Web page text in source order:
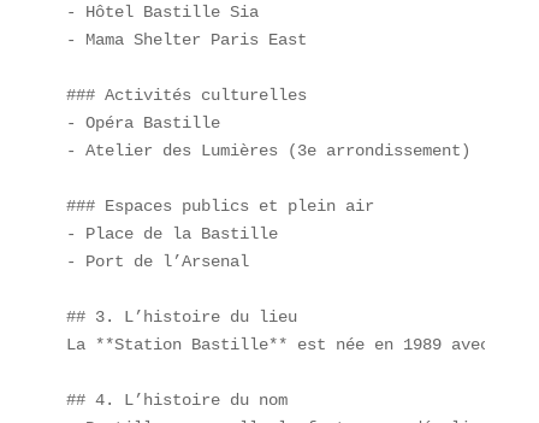
- Hôtel Bastille Sia
- Mama Shelter Paris East
### Activités culturelles
- Opéra Bastille
- Atelier des Lumières (3e arrondissement)
### Espaces publics et plein air
- Place de la Bastille
- Port de l’Arsenal
## 3. L’histoire du lieu
La **Station Bastille** est née en 1989 avec
## 4. L’histoire du nom